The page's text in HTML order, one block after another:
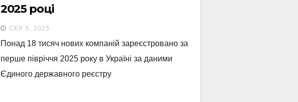
2025 році
СЕР 5, 2025
Понад 18 тисяч нових компаній зареєстровано за
перше півріччя 2025 року в Україні за даними
Єдиного державного реєстру